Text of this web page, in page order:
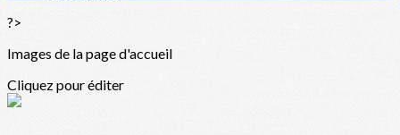
?>
Images de la page d'accueil
Cliquez pour éditer